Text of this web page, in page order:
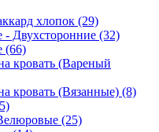
хлопок (29)
Двухсторонние (32)
(66)
кровать (Вареный
кровать (Вязанные) (8)
(25)